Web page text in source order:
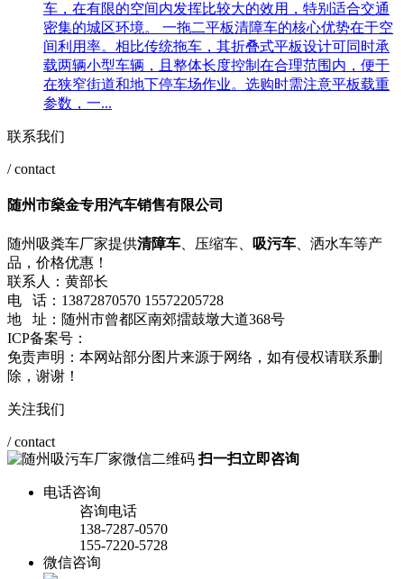
车，在有限的空间内发挥比较大的效用，特别适合交通
密集的城区环境。 一拖二平板清障车的核心优势在于空
间利用率。相比传统拖车，其折叠式平板设计可同时承
载两辆小型车辆，且整体长度控制在合理范围内，便于
在狭窄街道和地下停车场作业。选购时需注意平板载重
参数，一...
联系我们
/ contact
随州市燊金专用汽车销售有限公司
随州吸粪车厂家提供清障车 、压缩车、 吸污车 、洒水车等产
品，价格优惠！
联系人：黄部长
电 话：13872870570 15572205728
地 址：随州市曾都区南郊擂鼓墩大道368号
ICP备案号：
免责声明：本网站部分图片来源于网络，如有侵权请联系删
除，谢谢！
关注我们
/ contact
扫一扫立即咨询
电话咨询
咨询电话
138-7287-0570
155-7220-5728
微信咨询